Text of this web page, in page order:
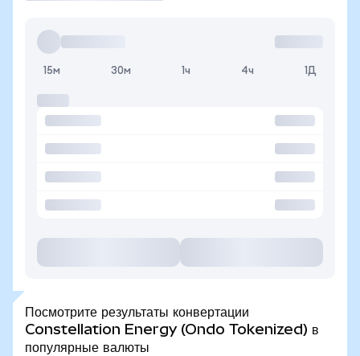
15м 30м 1ч 4ч 1Д
Посмотрите результаты конвертации
Constellation Energy (Ondo Tokenized) в
популярные валюты